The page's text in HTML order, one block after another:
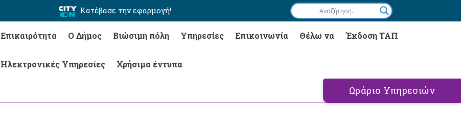
Κατέβασε την εφαρμογή!
Επικαιρότητα Ο Δήμος Βιώσιμη πόλη Υπηρεσίες Επικοινωνία Θέλω να Έκδοση ΤΑΠ
Ηλεκτρονικές Υπηρεσίες Χρήσιμα έντυπα
Ωράριο Υπηρεσιών